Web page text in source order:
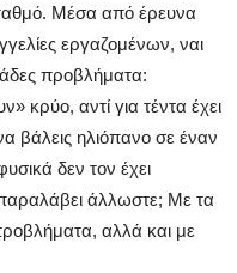
Μέσα από έρευνα
εργαζομένων, ναι
προβλήματα:
κρύο, αντί για τέντα έχει
βάλεις ηλιόπανο σε έναν
δεν τον έχει
άλλωστε; Με τα
αλλά και με